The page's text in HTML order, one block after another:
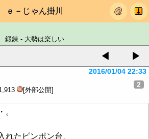
ｅ－じゃん掛川
鍛錬 - 大勢は楽しい
◀ ▶
[外部公開]
2016/01/04 22:33
2
。
れたピンポン台、